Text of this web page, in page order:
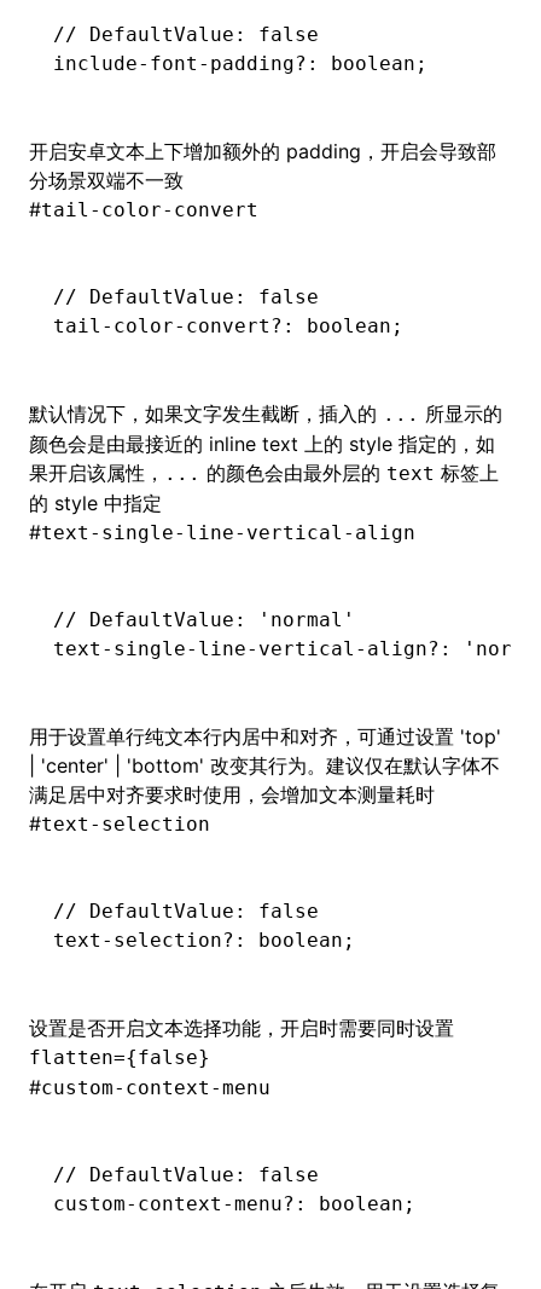
// DefaultValue: false
include- font - padding?: boolean;
开启安卓文本上下增加额外的 padding，开启会导致部
分场景双端不一致
#tail-color-convert
// DefaultValue: false
tail - color- convert ?: boolean;
默认情况下，如果文字发生截断，插入的 ... 所显示的
颜色会是由最接近的 inline text 上的 style 指定的，如
果开启该属性， ... 的颜色会由最外层的 text 标签上
的 style 中指定
#text-single-line-vertical-align
// DefaultValue: 'normal'
text - single- line- vertical - align?:
用于设置单行纯文本行内居中和对齐，可通过设置 'top'
| 'center' | 'bottom' 改变其行为。建议仅在默认字体不
满足居中对齐要求时使用，会增加文本测量耗时
#text-selection
// DefaultValue: false
text - selection?: boolean;
设置是否开启文本选择功能，开启时需要同时设置
flatten={false}
#custom-context-menu
// DefaultValue: false
custom- context -menu?: boolean;